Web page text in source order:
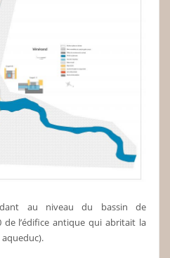
au niveau du bassin de
l’édifice antique qui abritait la